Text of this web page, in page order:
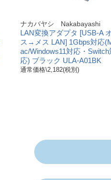
ナカバヤシ Nakabayashi
LAN変換アダプタ [USB-A
ス→メス LAN] 1Gbps対応
ac/Windows11対応・Switch
応) ブラック ULA-A01BK
通常価格\2,182(税別)